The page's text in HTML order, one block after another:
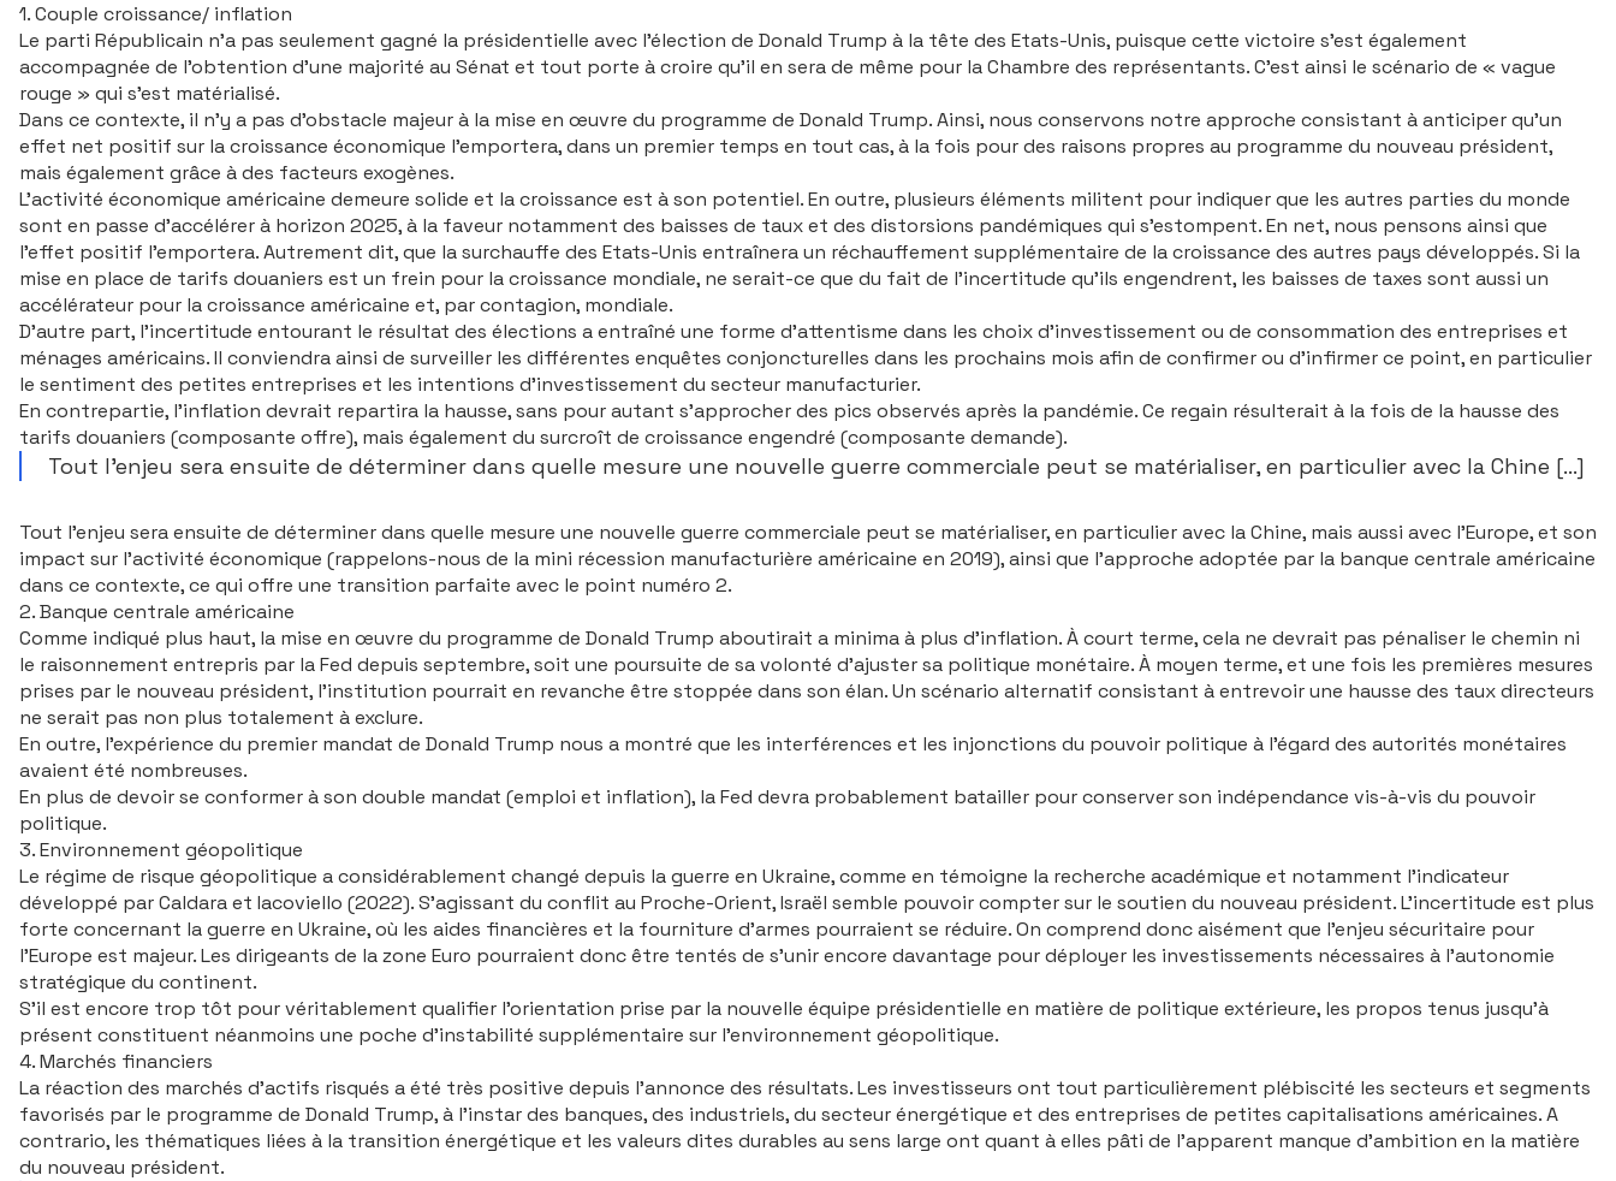
1. Couple croissance/ inflation
Le parti Républicain n’a pas seulement gagné la présidentielle avec l’élection de Donald Trump à la tête des Etats-Unis, puisque cette victoire s’est également
accompagnée de l’obtention d’une majorité au Sénat et tout porte à croire qu’il en sera de même pour la Chambre des représentants. C’est ainsi le scénario de « vague
rouge » qui s’est matérialisé.
Dans ce contexte, il n’y a pas d’obstacle majeur à la mise en œuvre du programme de Donald Trump. Ainsi, nous conservons notre approche consistant à anticiper qu’un
effet net positif sur la croissance écono­mique l’emportera, dans un premier temps en tout cas, à la fois pour des raisons propres au programme du nouveau président,
mais également grâce à des facteurs exogènes.
L’activité économique américaine demeure solide et la croissance est à son potentiel. En outre, plusieurs éléments militent pour indiquer que les autres parties du monde
sont en passe d’accélérer à horizon 2025, à la faveur notamment des baisses de taux et des distorsions pandémiques qui s’es­tompent. En net, nous pensons ainsi que
l’effet positif l’emportera. Autrement dit, que la surchauffe des Etats-Unis entraîne­ra un réchauffement supplémentaire de la croissance des autres pays développés. Si la
mise en place de tarifs douaniers est un frein pour la croissance mondiale, ne serait-ce que du fait de l’incertitude qu’ils engendrent, les baisses de taxes sont aussi un
accélérateur pour la croissance américaine et, par contagion, mondiale.
D’autre part, l’incertitude entourant le ré­sultat des élections a entraîné une forme d’attentisme dans les choix d’investisse­ment ou de consommation des entre­prises et
ménages américains. Il conviendra ainsi de surveiller les différentes enquêtes conjoncturelles dans les prochains mois afin de confirmer ou d’infirmer ce point, en particulier
le sentiment des petites entreprises et les intentions d’investissement du secteur manufacturier.
En contrepartie, l’inflation devrait repartira la hausse, sans pour autant s’appro­cher des pics observés après la pandémie. Ce regain résulterait à la fois de la hausse des
tarifs douaniers (composante offre), mais également du surcroît de croissance engendré (composante demande).
Tout l’enjeu sera ensuite de déterminer dans quelle mesure une nouvelle guerre commerciale peut se matérialiser, en particulier avec la Chine [...]
Tout l’enjeu sera ensuite de déterminer dans quelle mesure une nouvelle guerre commerciale peut se matérialiser, en par­ticulier avec la Chine, mais aussi avec l’Europe, et son
impact sur l’activité écono­mique (rappelons-nous de la mini récession manufacturière américaine en 2019), ainsi que l’approche adoptée par la banque cen­trale américaine
dans ce contexte, ce qui offre une transition parfaite avec le point numéro 2.
2. Banque centrale américaine
Comme indiqué plus haut, la mise en œuvre du programme de Donald Trump aboutirait a minima à plus d’inflation. À court terme, cela ne devrait pas pénaliser le chemin ni
le raisonnement entrepris par la Fed depuis septembre, soit une poursuite de sa volonté d’ajuster sa politique mo­nétaire. À moyen terme, et une fois les premières mesures
prises par le nouveau président, l’institution pourrait en revanche être stoppée dans son élan. Un scénario alternatif consistant à entrevoir une hausse des taux directeurs
ne serait pas non plus totalement à exclure.
En outre, l’expérience du premier mandat de Donald Trump nous a montré que les interférences et les injonctions du pouvoir politique à l’égard des autorités monétaires
avaient été nombreuses.
En plus de devoir se conformer à son double mandat (emploi et inflation), la Fed devra probablement batailler pour conserver son indépendance vis-à-vis du pouvoir
politique.
3. Environnement géopolitique
Le régime de risque géopolitique a consi­dérablement changé depuis la guerre en Ukraine, comme en témoigne la recherche académique et notamment l’indicateur
développé par Caldara et Iacoviello (2022). S’agissant du conflit au Proche-Orient, Israël semble pouvoir compter sur le sou­tien du nouveau président. L’incertitude est plus
forte concernant la guerre en Ukraine, où les aides financières et la fourniture d’armes pourraient se réduire. On com­prend donc aisément que l’enjeu sécuritaire pour
l’Europe est majeur. Les dirigeants de la zone Euro pourraient donc être tentés de s’unir encore davantage pour déployer les investissements nécessaires à l’autono­mie
stratégique du continent.
S’il est encore trop tôt pour véritablement qualifier l’orientation prise par la nouvelle équipe présidentielle en matière de politique extérieure, les propos tenus jusqu’à
présent constituent néanmoins une poche d’instabilité supplémentaire sur l’environne­ment géopolitique.
4. Marchés financiers
La réaction des marchés d’actifs risqués a été très positive depuis l’annonce des résultats. Les investisseurs ont tout par­ticulièrement plébiscité les secteurs et segments
favorisés par le programme de Donald Trump, à l’instar des banques, des industriels, du secteur énergétique et des entreprises de petites capitalisations américaines. A
contrario, les thématiques liées à la transition énergétique et les valeurs dites durables au sens large ont quant à elles pâti de l’apparent manque d’ambition en la matière
du nouveau président.